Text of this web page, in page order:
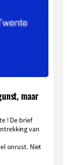
maar
! De brief
van
onrust. Niet